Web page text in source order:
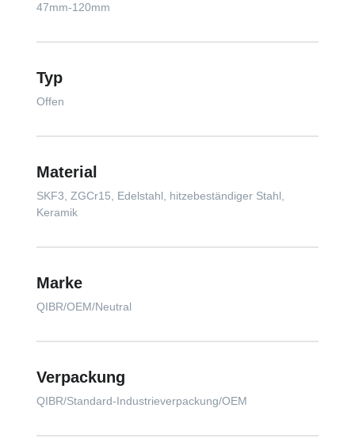
47mm-120mm
Typ
Offen
Material
SKF3, ZGCr15, Edelstahl, hitzebeständiger Stahl,
Keramik
Marke
QIBR/OEM/Neutral
Verpackung
QIBR/Standard-Industrieverpackung/OEM